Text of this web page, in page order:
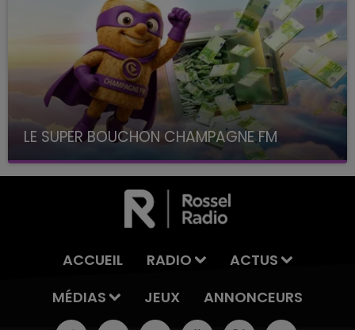
LE SUPER BOUCHON CHAMPAGNE FM
avec La Famille Champagne FM, à 8H10
ACCUEIL RADIO
ACTUS
MÉDIAS
JEUX ANNONCEURS